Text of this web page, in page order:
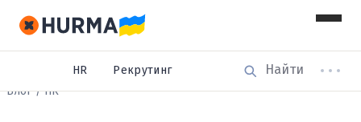
HR
Рекрутинг
Блог
HR